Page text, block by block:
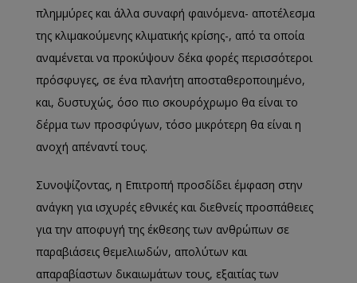
πλημμύρες και άλλα συναφή φαινόμενα- αποτέλεσμα
της κλιμακούμενης κλιματικής κρίσης-, από τα οποία
αναμένεται να προκύψουν δέκα φορές περισσότεροι
πρόσφυγες, σε ένα πλανήτη αποσταθεροποιημένο,
και, δυστυχώς, όσο πιο σκουρόχρωμο θα είναι το
δέρμα των προσφύγων, τόσο μικρότερη θα είναι η
ανοχή απέναντί τους.
Συνοψίζοντας, η Επιτροπή προσδίδει έμφαση στην
ανάγκη για ισχυρές εθνικές και διεθνείς προσπάθειες
για την αποφυγή της έκθεσης των ανθρώπων σε
παραβιάσεις θεμελιωδών, απολύτων και
απαραβίαστων δικαιωμάτων τους, εξαιτίας των